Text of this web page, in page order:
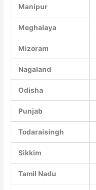
Manipur
Meghalaya
Mizoram
Nagaland
Odisha
Punjab
Todaraisingh
Sikkim
Tamil Nadu